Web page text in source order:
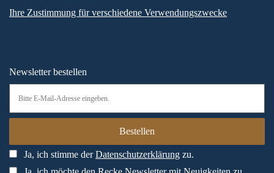
Ihre Zustimmung für verschiedene Verwendungszwecke
Newsletter bestellen
Ja, ich stimme derDatenschutzerklärung zu.